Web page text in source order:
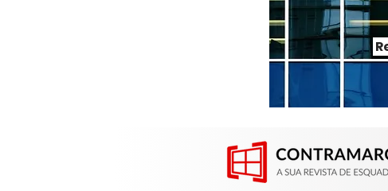
Construsul em Porto Alegre